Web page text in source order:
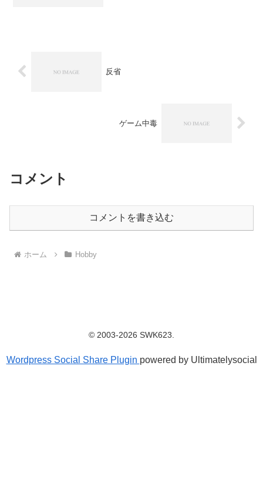
反省
ゲーム中毒
コメント
コメントを書き込む
ホーム Hobby
© 2003-2026 SWK623.
Wordpress Social Share Plugin powered by Ultimatelysocial